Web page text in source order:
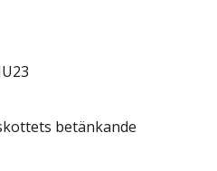
betänkande